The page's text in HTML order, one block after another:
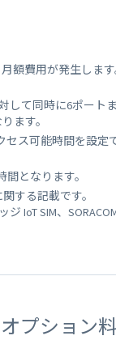
額費用が発生しま
して同時に6ポー
ます。
ス可能時間を設
となります。
する記載です。
ジ IoT SIM、
オプション